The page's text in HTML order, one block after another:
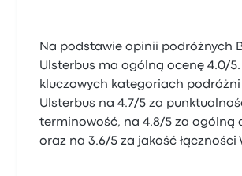
Na podstawie opinii podróżnych
Ulsterbus ma ogólną ocenę 4.0/5.
kluczowych kategoriach
Ulsterbus na 4.7/5 za
terminowość, na 4.8/5 za ogólną
oraz na 3.6/5 za jakość łączności